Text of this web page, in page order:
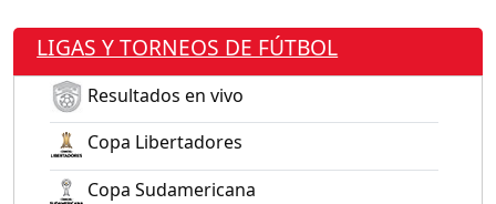
LIGAS Y TORNEOS DE FÚTBOL
Resultados en vivo
Copa Libertadores
Copa Sudamericana